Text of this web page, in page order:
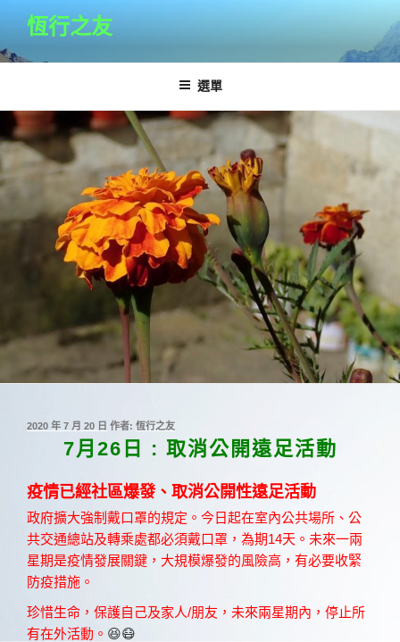
主
容
恆行之友
選單
發
2020 年 7 月 20 日 作者: 恆行之友
7月26日 : 取消公開遠足活動
疫情已經社區爆發、 取消公開性遠足活動
政府擴大強制戴口罩的規定。 今日起在室內公共場所、公
共交通總站及轉乘處都必須戴口罩，為期14天。 未來一兩
星期是疫情發展關鍵，大規模爆發的風險高，有必要收緊
防疫措施。
珍惜生命，保護自己及家人/朋友，未來兩星期內，停止所
有在外活動。 😆😷